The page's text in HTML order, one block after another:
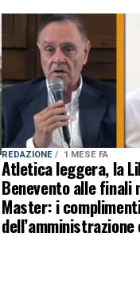
REDAZIONE 1 MESE FA
Atletica leggera, la
Benevento alle finali
Master: i
dell’amministrazione